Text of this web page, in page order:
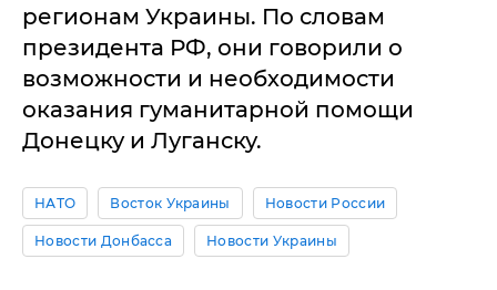
регионам Украины. По словам
президента РФ, они говорили о
возможности и необходимости
оказания гуманитарной помощи
Донецку и Луганску.
НАТО Восток Украины Новости России
Новости Донбасса Новости Украины